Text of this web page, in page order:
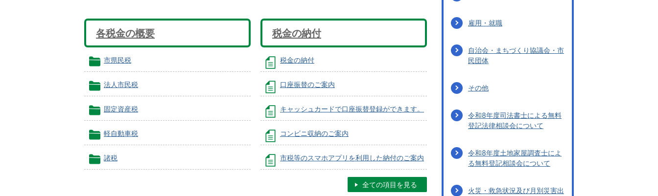
各税金の概要
市県民税
法人市民税
固定資産税
軽自動車税
諸税
税金の納付
税金の納付
口座振替のご案内
キャッシュカードで口座振替登録ができます。
コンビニ収納のご案内
市税等のスマホアプリを利用した納付のご案内
全ての項目を見る
雇用・就職
自治会・まちづくり協議会・市
民団体
その他
令和8年度司法書士による無料
登記法律相談会について
令和8年度土地家屋調査士によ
る無料登記相談会について
火災・救急状況及び月別災害出